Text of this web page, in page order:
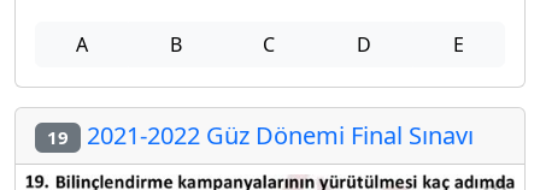
A B C D E
19 2021-2022 Güz Dönemi Final Sınavı